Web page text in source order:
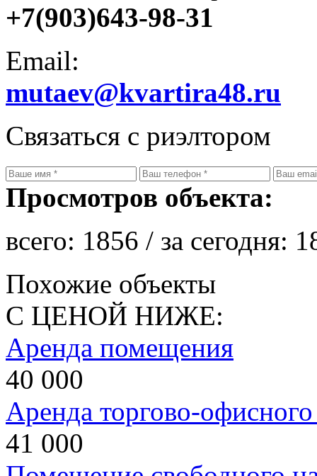
+7(903)643-98-31
Email:
mutaev@kvartira48.ru
Связаться с риэлтором
Просмотров объекта:
всего: 1856 / за сегодня:
Похожие объекты
С ЦЕНОЙ НИЖЕ:
Аренда помещения
40 000
Аренда торгово-
41 000